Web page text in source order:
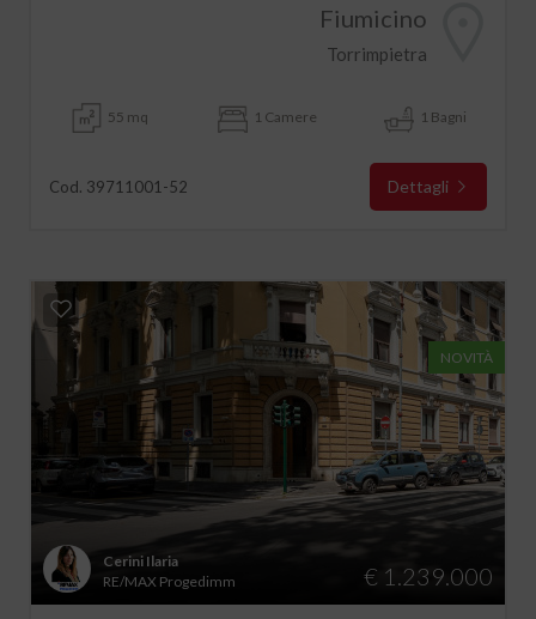
Fiumicino
Torrimpietra
55 mq 1 Camere 1 Bagni
Cod. 39711001-52 Dettagli
NOVITÀ
Cerini Ilaria
RE/MAX Progedimm
€ 1.239.000